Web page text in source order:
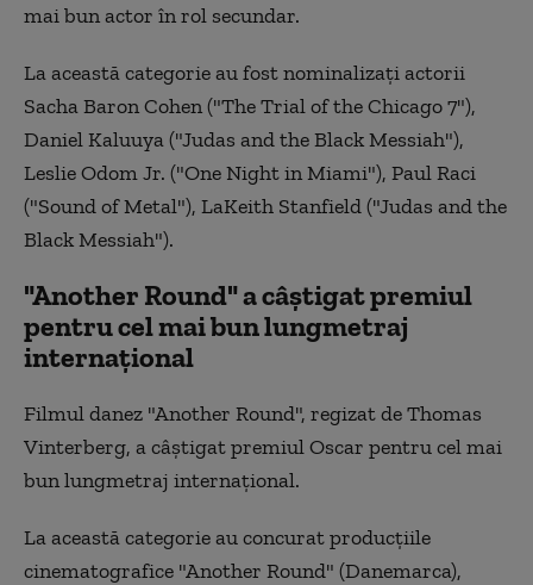
mai bun actor în rol secundar.
La această categorie au fost nominalizaţi actorii
Sacha Baron Cohen ("The Trial of the Chicago 7"),
Daniel Kaluuya ("Judas and the Black Messiah"),
Leslie Odom Jr. ("One Night in Miami"), Paul Raci
("Sound of Metal"), LaKeith Stanfield ("Judas and the
Black Messiah").
"Another Round" a câştigat premiul
pentru cel mai bun lungmetraj
internaţional
Filmul danez "Another Round", regizat de Thomas
Vinterberg, a câştigat premiul Oscar pentru cel mai
bun lungmetraj internaţional.
La această categorie au concurat producţiile
cinematografice "Another Round" (Danemarca),